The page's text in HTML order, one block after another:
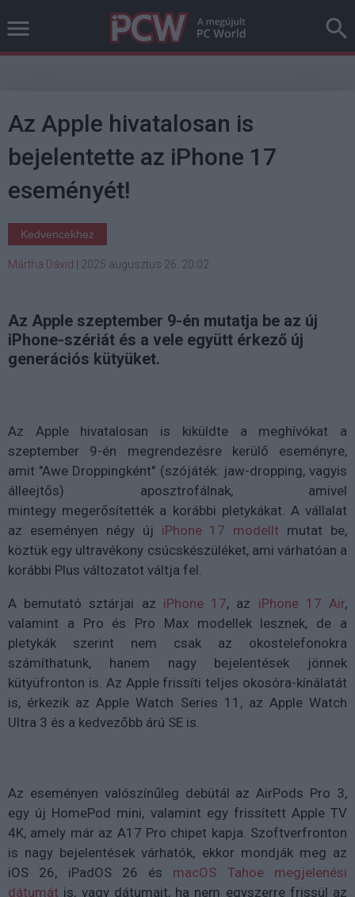
Az Apple hivatalosan is
bejelentette az iPhone 17
eseményét!
Kedvencekhez
Mártha Dávid 2025 augusztus 26. 20:02
Az Apple szeptember 9-én mutatja be az új
iPhone-szériát és a vele együtt érkező új
generációs kütyüket.
Az Apple hivatalosan is kiküldte a meghívókat a
szeptember 9-én megrendezésre kerülő eseményre,
amit "Awe Droppingként" (szójáték: jaw-dropping, vagyis
álleejtős) aposztrofálnak, amivel
mintegy megerősítették a korábbi pletykákat. A vállalat
az eseményen négy új iPhone 17 modellt mutat be,
köztük egy ultravékony csúcskészüléket, ami várhatóan a
korábbi Plus változatot váltja fel.
A bemutató sztárjai az iPhone 17, az iPhone 17 Air,
valamint a Pro és Pro Max modellek lesznek, de a
pletykák szerint nem csak az okostelefonokra
számíthatunk, hanem nagy bejelentések jönnek
kütyüfronton is. Az Apple frissíti teljes okosóra-kínálatát
is, érkezik az Apple Watch Series 11, az Apple Watch
Ultra 3 és a kedvezőbb árú SE is.
Az eseményen valószínűleg debütál az AirPods Pro 3,
egy új HomePod mini, valamint egy frissített Apple TV
4K, amely már az A17 Pro chipet kapja. Szoftverfronton
is nagy bejelentések várhatók, ekkor mondják meg az
iOS 26, iPadOS 26 és macOS Tahoe megjelenési
dátumát is, vagy dátumait, ha nem egyszerre frissül az